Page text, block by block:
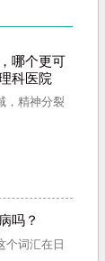
哪个更可
科医院
，精神分裂
吗？
个词汇在日